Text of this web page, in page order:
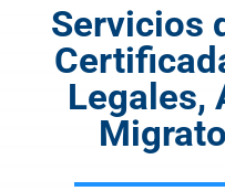
Servicios
Legales,